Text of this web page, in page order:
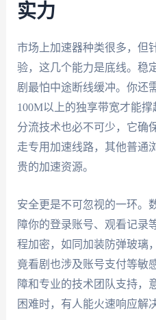
实力
市场上加速器种类很多，但
验，这几个能力是底线。稳
剧最怕中途断线缓冲。你还
100M以上的独享带宽才能
分流技术也必不可少，它确
走专用加速线路，其他普通
贵的加速资源。
安全更是不可忽视的一环。
障你的登录账号、观看记录
程加密，如同加装防弹玻璃
竟看剧也涉及账号支付等敏
障和专业的技术团队支持，
困难时，有人能火速响应解